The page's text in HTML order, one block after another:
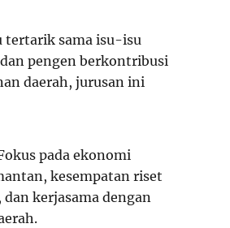
tertarik sama isu-isu
pengen berkontribusi
daerah, jurusan ini
pada ekonomi
kesempatan riset
dan kerjasama dengan